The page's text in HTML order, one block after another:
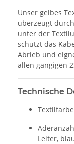
Unser gelbes
überzeugt
unter der
schützt das
Abrieb und
allen gängigen
Technische
Leiter,